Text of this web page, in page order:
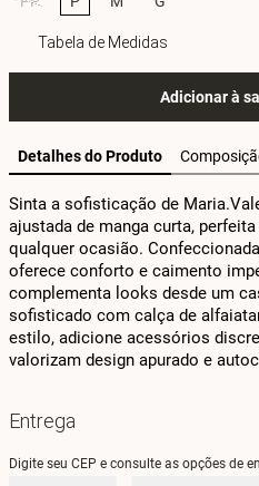
Tabela de Medidas
Adicionar à
Detalhes do Produto
Sinta a sofisticação de
ajustada de manga curta,
qualquer ocasião.
oferece conforto e caimento
complementa looks desde um
sofisticado com calça de
estilo, adicione acessórios
valorizam design apurado e
Entrega
Digite seu CEP e consulte as opções de